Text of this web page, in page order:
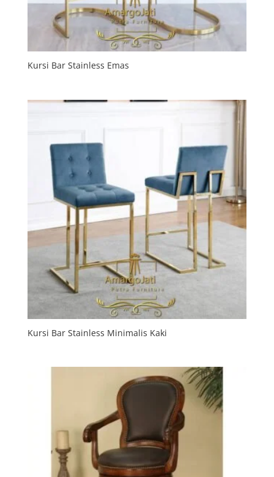
Kursi Bar Stainless Emas
Kursi Bar Stainless Minimalis Kaki